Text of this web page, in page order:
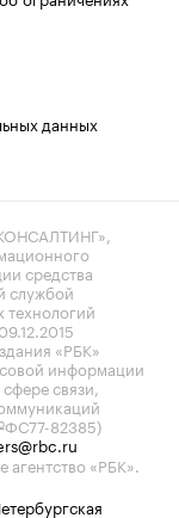
данных
средства
службой
«РБК»
информации
связи,
82385)
агентство «РБК».